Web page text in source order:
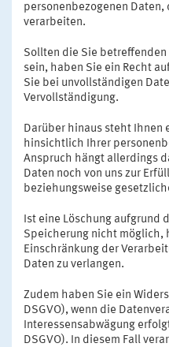
personenbezogenen
verarbeiten.
Sollten die Sie
sein, haben Sie ein Recht
Sie bei unvollständigen
Vervollständigung.
Darüber hinaus steht Ihnen
hinsichtlich Ihrer
Anspruch hängt allerdings
Daten noch von uns zur
beziehungsweise
Ist eine Löschung aufgrund
Speicherung nicht möglich,
Einschränkung der
Daten zu verlangen.
Zudem haben Sie ein
DSGVO), wenn die
Interessensabwägung
DSGVO). In diesem Fall